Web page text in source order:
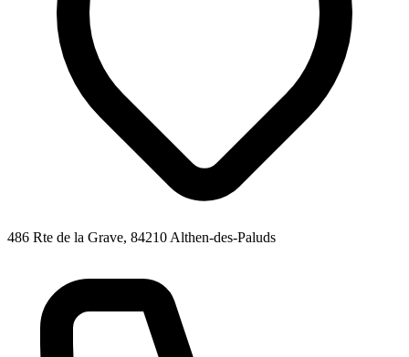
486 Rte de la Grave, 84210 Althen-des-Paluds